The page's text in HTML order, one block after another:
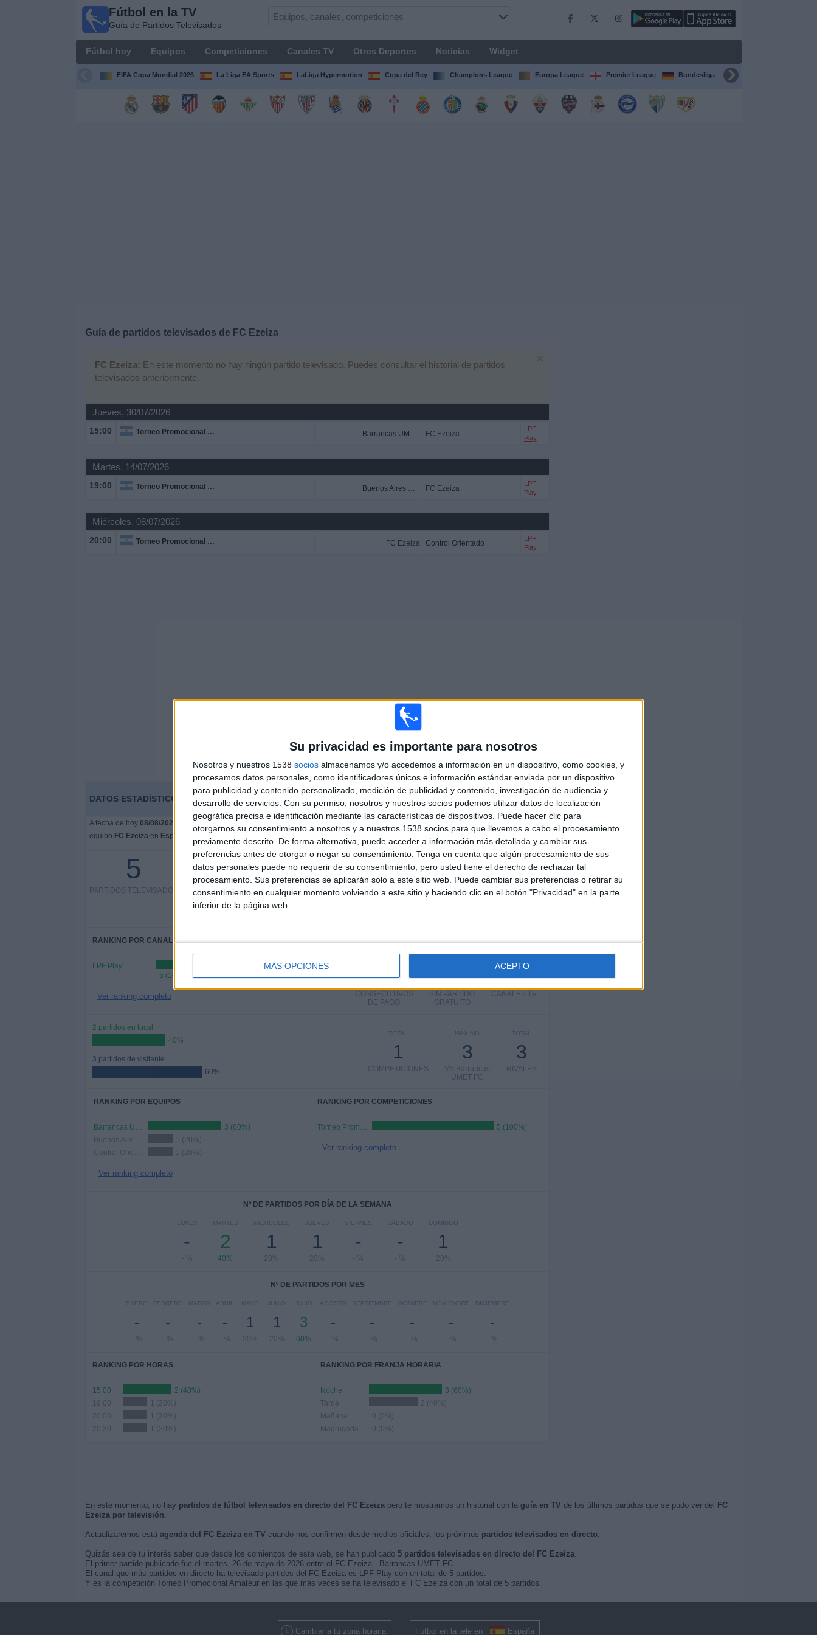
Su privacidad es importante para nosotros
Nosotros y nuestros 1538 socios almacenamos y/o accedemos a información en un dispositivo, como cookies, y
procesamos datos personales, como identificadores únicos e información estándar enviada por un dispositivo
para publicidad y contenido personalizado, medición de publicidad y contenido, investigación de audiencia y
desarrollo de servicios. Con su permiso, nosotros y nuestros socios podemos utilizar datos de localización
geográfica precisa e identificación mediante las características de dispositivos. Puede hacer clic para
otorgarnos su consentimiento a nosotros y a nuestros 1538 socios para que llevemos a cabo el procesamiento
previamente descrito. De forma alternativa, puede acceder a información más detallada y cambiar sus
preferencias antes de otorgar o negar su consentimiento. Tenga en cuenta que algún procesamiento de sus
datos personales puede no requerir de su consentimiento, pero usted tiene el derecho de rechazar tal
procesamiento. Sus preferencias se aplicarán solo a este sitio web. Puede cambiar sus preferencias o retirar su
consentimiento en cualquier momento volviendo a este sitio y haciendo clic en el botón "Privacidad" en la parte
inferior de la página web.
MÁS OPCIONES ACEPTO
Fútbol en la TV
Guía de Partidos Televisados
Fútbol hoy Equipos Competiciones Canales TV Otros Deportes Noticias Widget
FIFA Copa Mundial 2026 La Liga EA Sports LaLiga Hypermotion Copa del Rey Champions League Europa League Premier League Bundesliga Supercopa de España
Guía de partidos televisados de FC Ezeiza
FC Ezeiza: En este momento no hay ningún partido televisado. Puedes consultar el historial de partidos
televisados anteriormente.
Jueves, 30/07/2026
15:00 Torneo Promocional Amateur Barrancas UMET FC FC Ezeiza
LPF
Play
Martes, 14/07/2026
19:00 Torneo Promocional Amateur Buenos Aires City FC FC Ezeiza
LPF
Play
Miércoles, 08/07/2026
20:00 Torneo Promocional Amateur FC Ezeiza Control Orientado
LPF
Play
Más días
DATOS ESTADÍSTICOS DEL EQUIPO FC EZEIZA EN TELEVISIÓN EN ESPAÑA
A fecha de hoy 08/08/2026 y desde que esta web recoge los datos estadísticos de cuándo y dónde se televisan los partidos de
equipo FC Ezeizaen España , que fue el , podemos dar los siguientes datos:
5
PARTIDOS TELEVISADOS
5 partidos en abierto
100%
0 partidos de pago
ÚLTIMO PARTIDO EN ABIERTO
Barrancas UMET FC - FC Ezeiza
RANKING POR CANALES
LPF Play
5 (100%)
Ver ranking completo
1
CANALES TV
8
SIN PARTIDO
GRATUÍTO
0
CONSECUTIVOS
DE PAGO
2 partidos en local
40%
3 partidos de visitante
60%
TOTAL
3
RIVALES
MÁXIMO
3
VS Barrancas
UMET FC
TOTAL
1
COMPETICIONES
RANKING POR EQUIPOS
Barrancas UMET FC
3 (60%)
1 (20%)
1 (20%)
Ver ranking completo
RANKING POR COMPETICIONES
Torneo Promocional Amateur 5 (100%)
Ver ranking completo
Nº DE PARTIDOS POR DÍA DE LA SEMANA
LUNES
-
- %
MARTES
2
40%
MIÉRCOLES
1
20%
JUEVES
1
20%
VIERNES
-
- %
SÁBADO
-
- %
DOMINGO
1
20%
Nº DE PARTIDOS POR MES
ENERO
-
- %
FEBRERO
-
- %
MARZO
-
- %
ABRIL
-
- %
MAYO
1
20%
JUNIO
1
20%
JULIO
3
60%
AGOSTO
-
- %
SEPTIEMBRE
-
- %
OCTUBRE
-
- %
NOVIEMBRE
-
- %
DICIEMBRE
-
- %
RANKING POR HORAS
15:00
2 (40%)
19:00
1 (20%)
20:00
1 (20%)
20:30
1 (20%)
RANKING POR FRANJA HORARIA
Noche
3 (60%)
Tarde
2 (40%)
Mañana
0 (0%)
Madrugada
0 (0%)
En este momento, no hay partidos de fútbol televisados en directo del FC Ezeizapero te mostramos un historial con la guía en TV de los últimos partidos que se pudo ver del
FC
Ezeiza por televisión.
Actualizaremos está agenda del FC Ezeiza en TV cuando nos confirmen desde medios oficiales, los próximos partidos televisados en directo.
Quizás sea de tu interés saber que desde los comienzos de esta web, se han publicado 5 partidos televisados en directo del FC Ezeiza.
El primer partido publicado fue el martes, 26 de mayo de 2026 entre el FC Ezeiza - Barrancas UMET FC.
El canal que más partidos en directo ha televisado partidos del FC Ezeiza es LPF Play con un total de 5 partidos.
Y es la competición Torneo Promocional Amateur en las que más veces se ha televisado el FC Ezeiza con un total de 5 partidos.
Cambiar a tu zona horaria Fútbol en la tele en España